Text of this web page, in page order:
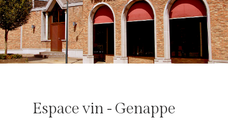
Espace vin - Genappe